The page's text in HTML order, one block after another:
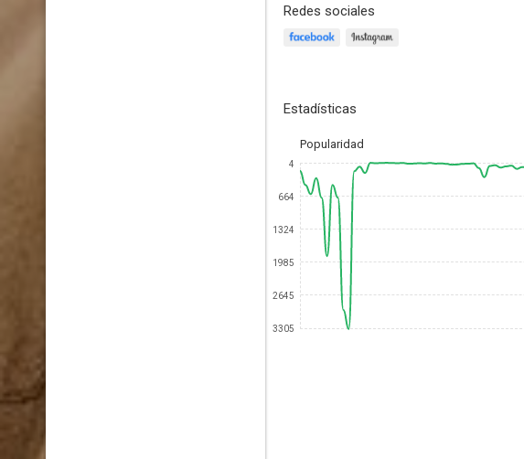
Redes sociales
Estadísticas
Popularidad
4
664
1324
1985
2645
3305